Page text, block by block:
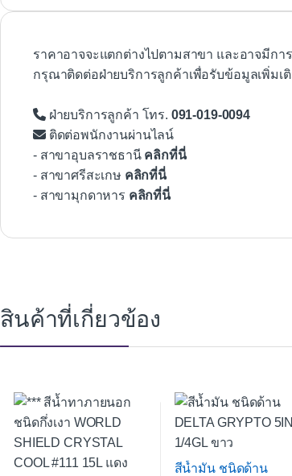
ราคาอาจจะแตกต่างไปตามสาขา และอาจมีกา
กรุณาติดต่อฝ่ายบริการลูกค้าเพื่อรับข้อมูลเพิ่มเ
ฝ่ายบริการลูกค้า โทร. 091-019-0094
ติดต่อพนักงานผ่านไลน์
- สาขาอุบลราชธานี คลิกที่นี่
- สาขาศรีสะเกษ คลิกที่นี่
- สาขามุกดาหาร คลิกที่นี่
สินค้าที่เกี่ยวข้อง
สีน้ำมัน ชนิดด้าน